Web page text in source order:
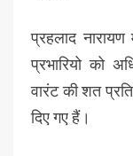
प्रहलाद नारायण
प्रभारियो को
वारंट की शत
दिए गए हैं।